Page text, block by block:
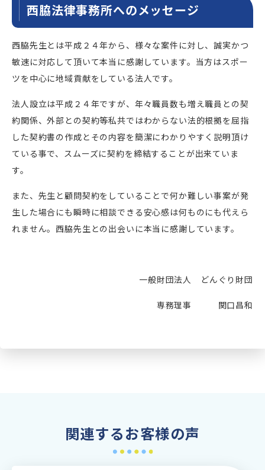
西脇法律事務所へのメッセージ
西脇先生とは平成２４年から、様々な案件に対し、誠実かつ
敏速に対応して頂いて本当に感謝しています。当方はスポー
ツを中心に地域貢献をしている法人です。
法人設立は平成２４年ですが、年々職員数も増え職員との契
約関係、外部との契約等私共ではわからない法的根拠を屈指
した契約書の作成とその内容を簡潔にわかりやすく説明頂け
ている事で、スムーズに契約を締結することが出来ていま
す。
また、先生と顧問契約をしていることで何か難しい事案が発
生した場合にも瞬時に相談できる安心感は何ものにも代えら
れません。西脇先生との出会いに本当に感謝しています。
一般財団法人 どんぐり財団
専務理事 関口昌和
関連するお客様の声